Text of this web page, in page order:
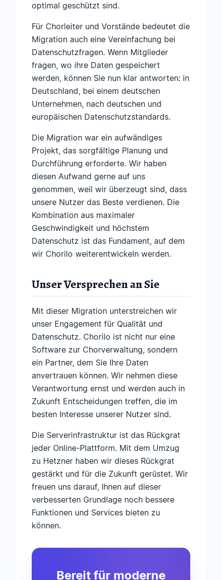
optimal geschützt sind.
Für Chorleiter und Vorstände bedeutet die
Migration auch eine Vereinfachung bei
Datenschutzfragen. Wenn Mitglieder
fragen, wo ihre Daten gespeichert
werden, können Sie nun klar antworten: in
Deutschland, bei einem deutschen
Unternehmen, nach deutschen und
europäischen Datenschutzstandards.
Die Migration war ein aufwändiges
Projekt, das sorgfältige Planung und
Durchführung erforderte. Wir haben
diesen Aufwand gerne auf uns
genommen, weil wir überzeugt sind, dass
unsere Nutzer das Beste verdienen. Die
Kombination aus maximaler
Geschwindigkeit und höchstem
Datenschutz ist das Fundament, auf dem
wir Chorilo weiterentwickeln werden.
Unser Versprechen an Sie
Mit dieser Migration unterstreichen wir
unser Engagement für Qualität und
Datenschutz. Chorilo ist nicht nur eine
Software zur Chorverwaltung, sondern
ein Partner, dem Sie Ihre Daten
anvertrauen können. Wir nehmen diese
Verantwortung ernst und werden auch in
Zukunft Entscheidungen treffen, die im
besten Interesse unserer Nutzer sind.
Die Serverinfrastruktur ist das Rückgrat
jeder Online-Plattform. Mit dem Umzug
zu Hetzner haben wir dieses Rückgrat
gestärkt und für die Zukunft gerüstet. Wir
freuen uns darauf, Ihnen auf dieser
verbesserten Grundlage noch bessere
Funktionen und Services bieten zu
können.
Bereit für moderne